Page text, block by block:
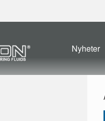
Nyheter